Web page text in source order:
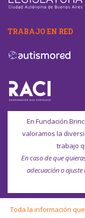
TRABAJO EN RED
En Fundación
valoramos la
trabajo
En caso de que
adecuación o
Toda la información